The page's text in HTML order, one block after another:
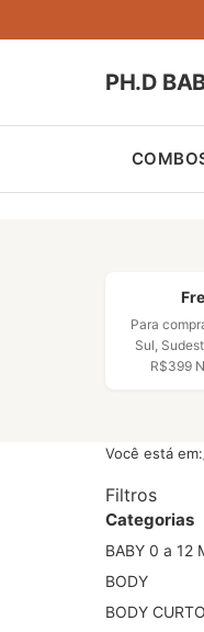
PH.D
Para
Sul,
R$399
Você está em:
Filtros
Categorias
BABY 0 a 12
BODY
BODY CURTO